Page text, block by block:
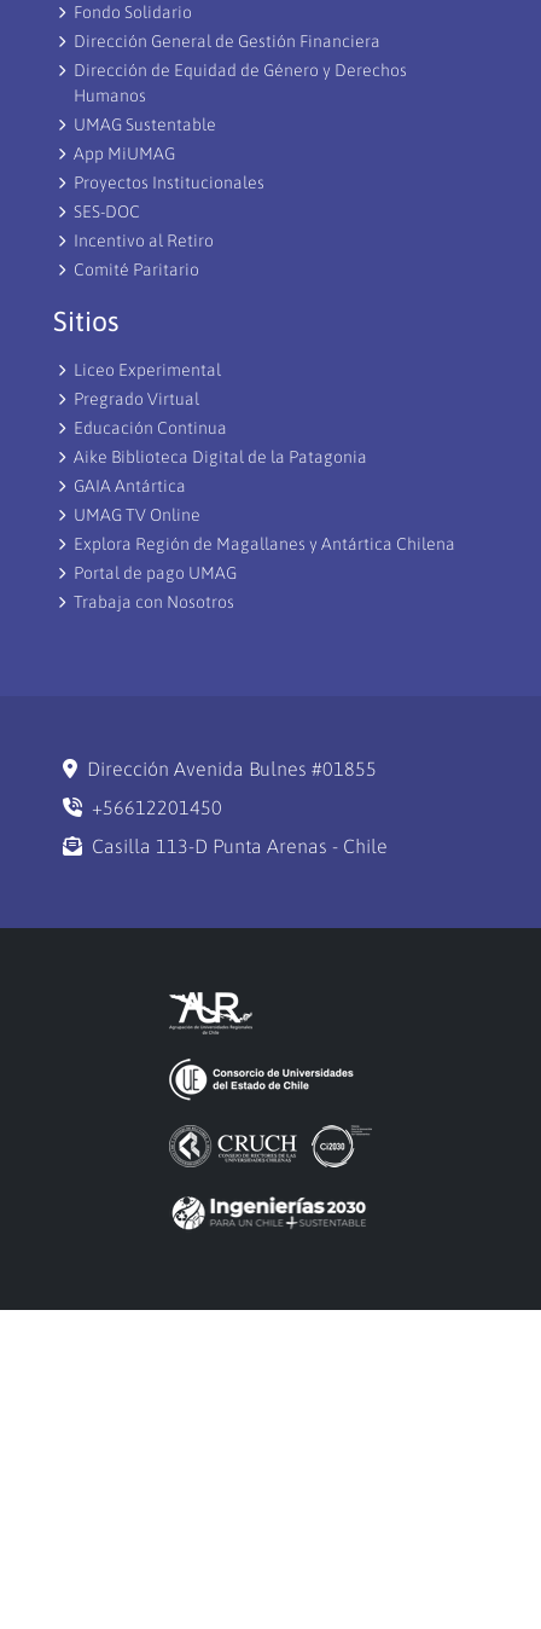
Fondo Solidario
Dirección General de Gestión Financiera
Dirección de Equidad de Género y Derechos
Humanos
UMAG Sustentable
App MiUMAG
Proyectos Institucionales
SES-DOC
Incentivo al Retiro
Comité Paritario
Sitios
Liceo Experimental
Pregrado Virtual
Educación Continua
Aike Biblioteca Digital de la Patagonia
GAIA Antártica
UMAG TV Online
Explora Región de Magallanes y Antártica Chilena
Portal de pago UMAG
Trabaja con Nosotros
Dirección Avenida Bulnes #01855
+56612201450
Casilla 113-D Punta Arenas - Chile